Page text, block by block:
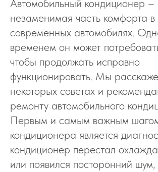
Автомобильный кондиционер –
незаменимая часть комфорта в
современных автомобилях.
временем он может
чтобы продолжать исправно
функционировать. Мы
некоторых советах и
ремонту автомобильного
Первым и самым важным
кондиционера является
кондиционер перестал
или появился посторонний шум,